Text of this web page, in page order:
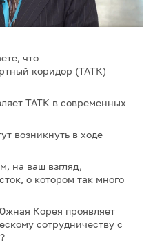
что
коридор (ТАТК)
ТАТК в современных
возникнуть в ходе
на ваш взгляд,
о котором так много
Корея проявляет
сотрудничеству с